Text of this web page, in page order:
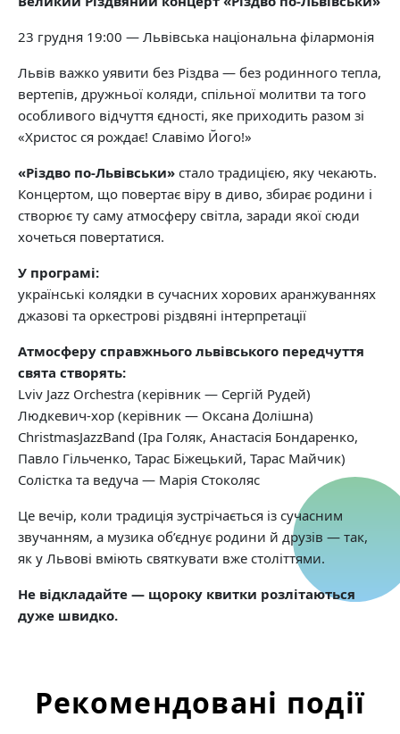
23 грудня 19:00 — Львівська національна філармонія
Львів важко уявити без Різдва — без родинного тепла,
вертепів, дружньої коляди, спільної молитви та того
особливого відчуття єдності, яке приходить разом зі
«Христос ся рождає! Славімо Його!»
«Різдво по-Львівськи» стало традицією, яку чекають.
Концертом, що повертає віру в диво, збирає родини і
створює ту саму атмосферу світла, заради якої сюди
хочеться повертатися.
У програмі:
українські колядки в сучасних хорових аранжуваннях
джазові та оркестрові різдвяні інтерпретації
Атмосферу справжнього львівського передчуття
свята створять:
Lviv Jazz Orchestra (керівник — Сергій Рудей)
Людкевич-хор (керівник — Оксана Долішна)
ChristmasJazzBand (Іра Голяк, Анастасія Бондаренко,
Павло Гільченко, Тарас Біжецький, Тарас Майчик)
Солістка та ведуча — Марія Стоколяс
Це вечір, коли традиція зустрічається із сучасним
звучанням, а музика об’єднує родини й друзів — так,
як у Львові вміють святкувати вже століттями.
Не відкладайте — щороку квитки розлітаються
дуже швидко.
Рекомендовані події